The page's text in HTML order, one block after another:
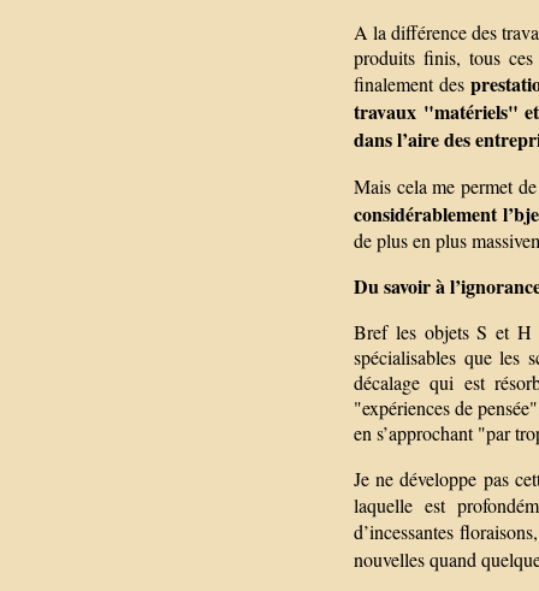
A la différence des
produits finis, tous
finalement des
travaux "matériels"
dans l’aire des
Mais cela me permet
considérablement
de plus en plus
Du savoir à
Bref les objets S et H
spécialisables que les
décalage qui est
"expériences de
en s’approchant "par
Je ne développe pas
laquelle est
d’incessantes
nouvelles quand